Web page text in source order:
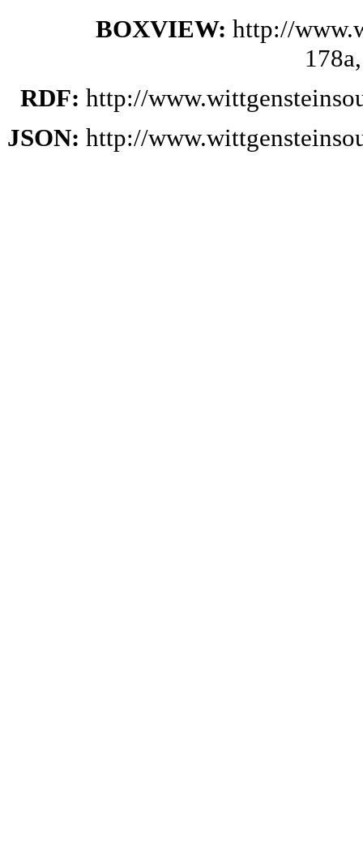
BOXVIEW: http://
RDF: http://
JSON: http://